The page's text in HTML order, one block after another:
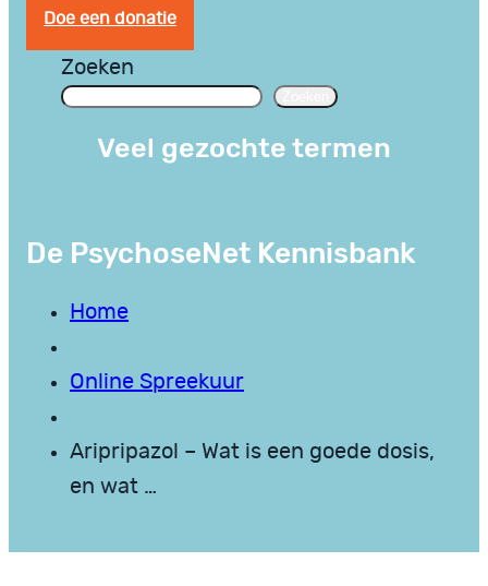
Doe een donatie
Zoeken
Veel gezochte termen
De PsychoseNet Kennisbank
Home
Online Spreekuur
Aripripazol – Wat is een goede dosis,
en wat …